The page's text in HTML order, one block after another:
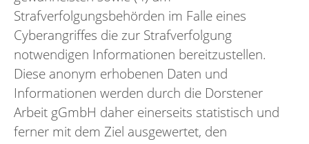
Strafverfolgungsbehörden im Falle eines
Cyberangriffes die zur Strafverfolgung
notwendigen Informationen bereitzustellen.
Diese anonym erhobenen Daten und
Informationen werden durch die Dorstener
Arbeit gGmbH daher einerseits statistisch und
ferner mit dem Ziel ausgewertet, den